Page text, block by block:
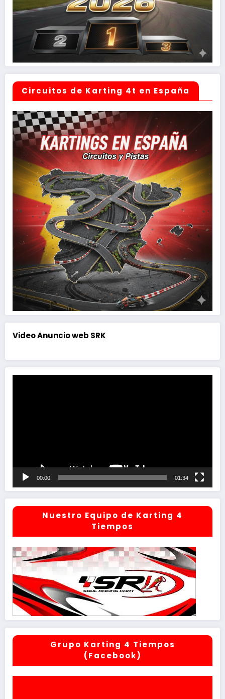
Circuitos de Karting 4t en España
Video Anuncio web SRK
00:00 01:34
Nuestro Equipo de Karting 4
Tiempos
Grupo Karting 4 Tiempos
(Facebook)